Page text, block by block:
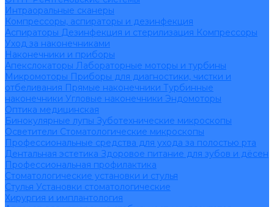
Интраоральные сканеры
Компрессоры, аспираторы и дезинфекция
Аспираторы Дезинфекция и стерилизация Компрессоры
Уход за наконечниками
Наконечники и приборы
Апекслокаторы Лабораторные моторы и турбины
Микромоторы Приборы для диагностики, чистки и
отбеливания Прямые наконечники Турбинные
наконечники Угловые наконечники Эндомоторы
Оптика медицинская
Бинокулярные лупы Зуботехнические микроскопы
Осветители Стоматологические микроскопы
Профессиональные средства для ухода за полостью рта
Дентальная эстетика Здоровое питание для зубов и дёсен
Профессиональная профилактика
Стоматологические установки и стулья
Стулья Установки стоматологические
Хирургия и имплантология